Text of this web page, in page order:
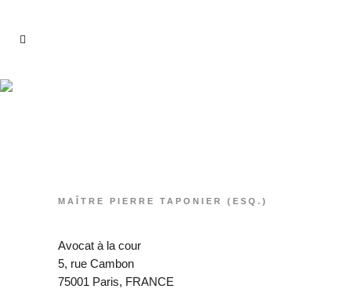
MAÎTRE PIERRE TAPONIER (ESQ.)
Avocat à la cour
5, rue Cambon
75001 Paris, FRANCE